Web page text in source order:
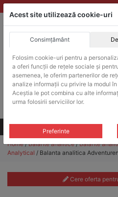
Skip
to
ACHIZITII PUBLICE
Produsele pot fi
Products
search
Toate produsele
Home/Balante analitice/Balante
Analytical / Balanta analitica
Cere oferta
Acest site utilizează cookie-uri
Consimțământ
Folosim cookie-uri pentru a
a oferi funcții de rețele sociale și
asemenea, le oferim partenerilor de
analize informații cu privire la modul
Aceștia le pot combina cu alte
urma folosirii serviciilor lor.
Preferinte